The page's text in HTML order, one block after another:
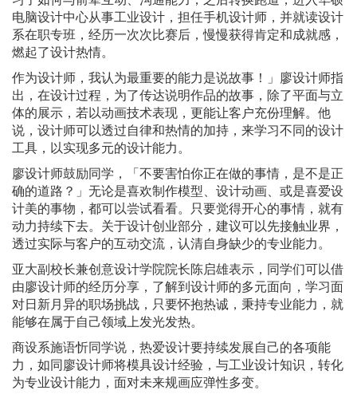
电脑设计中心从事工业设计，担任手机设计师，并就读设计
系在职专班，经历一次次比赛后，慢慢获得肯定和成就感，
燃起了设计热情。
作为设计师，我认为最重要的能力是说故事！」廖设计师指
出，在设计过程，为了传达说明作品的故事，除了平面与立
体的展示，若以动画技术表现，更能让客户充份理解。他
说，设计师可以透过自律和热情的加持，来学习不同的设计
工具，以实现多元的设计能力。
廖设计师鼓励同学，「不要害怕你正在做的事情，是不是正
确的道路？」无论是喜欢制作模型、设计动画、或是喜爱设
计美的事物，都可以尝试看看。只要觉得开心的事情，就有
动力持续下去。关于设计创业部分，建议可以先接触业界，
透过实际与客户的互动交流，认清自身缺少的专业能力。
亚大副校长兼创意设计学院院长陈启雄表示，同学们可以借
由廖设计师的经历分享，了解到设计师的多元面向，学习面
对日新月异的职场挑战，只要怀抱热诚，秉持专业能力，就
能够在属于自己领域上发光发热。
商设系施语忻同学说，热爱设计要持续发展自己的各项能
力，如同廖设计师将模具设计经验，与工业设计知识，转化
为专业设计能力，面对未来规画应弹性多变。